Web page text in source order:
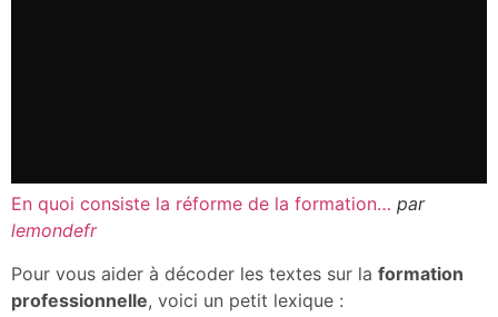
En quoi consiste la réforme de la formation… par
lemondefr
Pour vous aider à décoder les textes sur la formation
professionnelle, voici un petit lexique :